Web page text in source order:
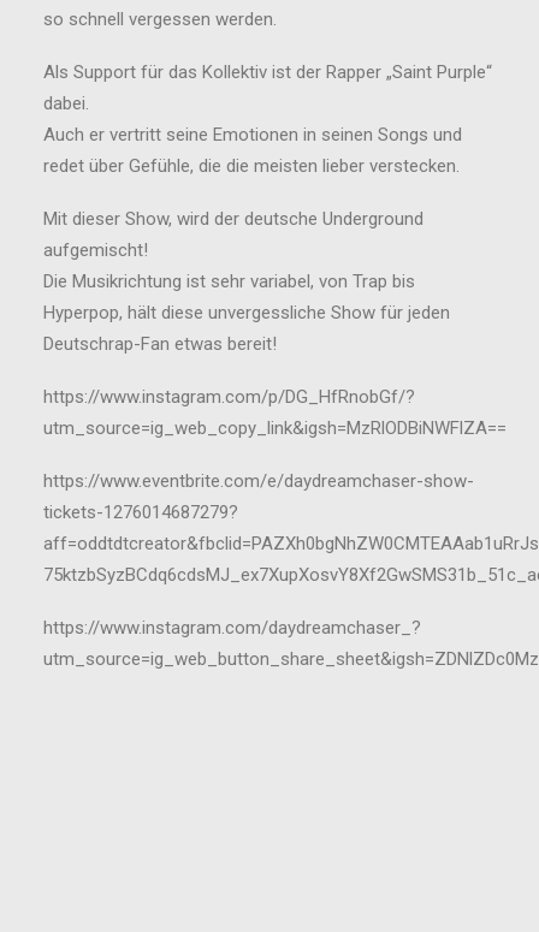
so schnell vergessen werden.
Als Support für das Kollektiv ist der Rapper „Saint Purple“
dabei.
Auch er vertritt seine Emotionen in seinen Songs und
redet über Gefühle, die die meisten lieber verstecken.
Mit dieser Show, wird der deutsche Underground
aufgemischt!
Die Musikrichtung ist sehr variabel, von Trap bis
Hyperpop, hält diese unvergessliche Show für jeden
Deutschrap-Fan etwas bereit!
https://www.instagram.com/p/DG_HfRnobGf/?
utm_source=ig_web_copy_link&igsh=MzRlODBiNWFlZA==
https://www.eventbrite.com/e/daydreamchaser-show-
tickets-1276014687279?
https://www.instagram.com/daydreamchaser_?